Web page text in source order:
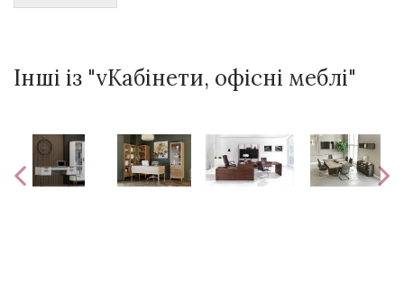
Інші із "vКабінети, офісні меблі"